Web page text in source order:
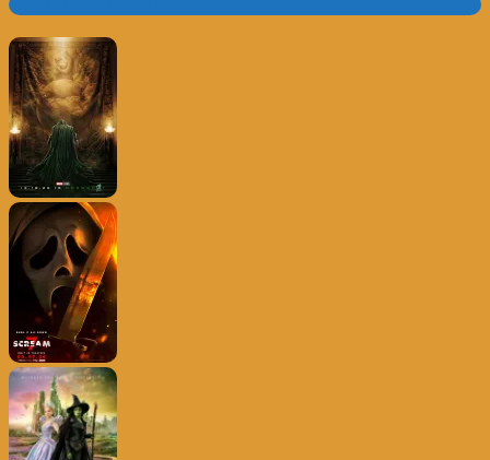
Trailer e Poster do Dia